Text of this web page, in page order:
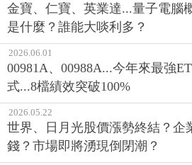
金寶、仁寶、英業達...量子電腦
是什麼？誰能大啖利多？
2026.06.01
00981A、00988A...今年來最強
式...8檔績效突破100%
2026.05.22
世界、日月光股價漲勢終結？企
錢？市場即將湧現倒閉潮？